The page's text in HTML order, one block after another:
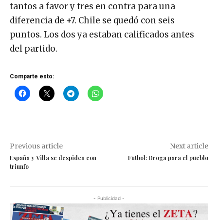
tantos a favor y tres en contra para una
diferencia de +7. Chile se quedó con seis
puntos. Los dos ya estaban calificados antes
del partido.
Comparte esto:
Previous article
España y Villa se despiden con
triunfo
Next article
Futbol: Droga para el pueblo
- Publicidad -